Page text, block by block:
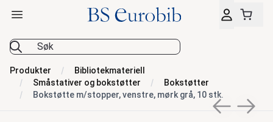
BS Eurobib
Åpne hovedmeny
Produkter
Bibliotekmateriell
Småstativer og bokstøtter
Bokstøtter
Bokstøtte m/stopper, venstre, mørk grå, 10 stk.
Previous
Next